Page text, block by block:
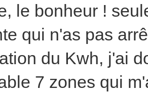
le bonheur !
qui n'as pas
du Kwh, j'ai
7 zones qui